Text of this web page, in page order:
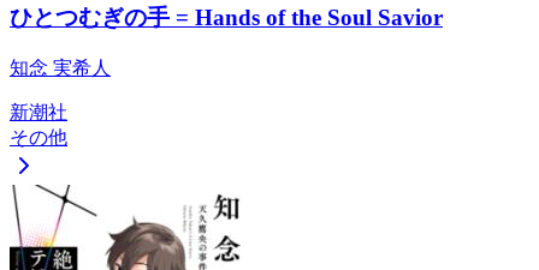
ひとつむぎの手 = Hands of the Soul Savior
知念 実希人
新潮社
その他